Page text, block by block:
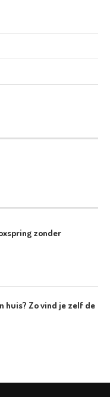
zonder
huis? Zo vind je zelf de